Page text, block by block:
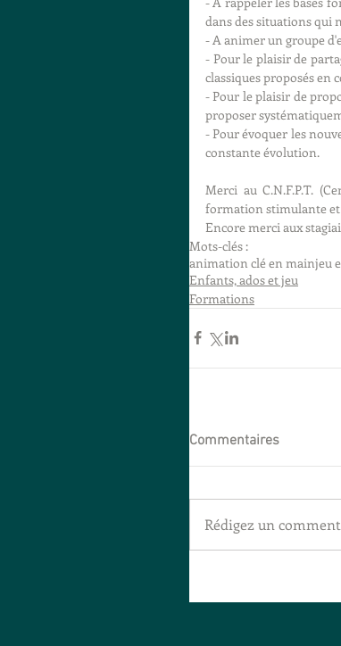
dans des situations qui
- A animer un groupe
- Pour le plaisir de
classiques proposés en
- Pour le plaisir de
proposer
- Pour évoquer les
constante évolution.
Merci au C.N.F.P.T.
formation stimulante et
Encore merci aux
Mots-clés :
animation clé en mainjeu
Enfants, ados et jeu
Formations
Commentaires
Rédigez un